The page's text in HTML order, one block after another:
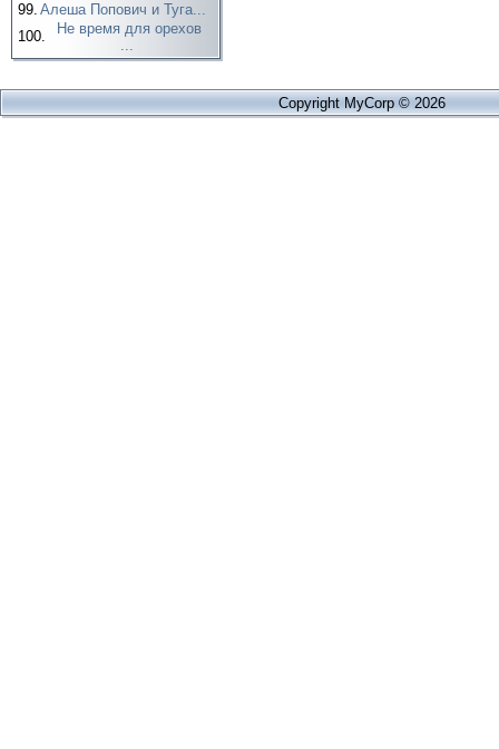
99. Алеша Попович и Туга...
100.
Не время для орехов
...
Copyright MyCorp © 2026